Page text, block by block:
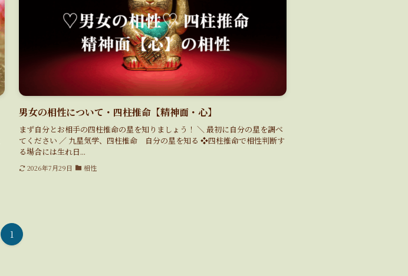
男女の相性について・四柱推命【精神面・心】
まず自分とお相手の四柱推命の星を知りましょう！ ＼ 最初に自分の星を調べ
てください ／ 九星気学、四柱推命 自分の星を知る ❖四柱推命で相性判断す
る場合には生れ日...
2026年7月29日 相性
1